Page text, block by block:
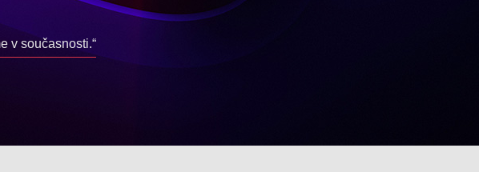
v současnosti.